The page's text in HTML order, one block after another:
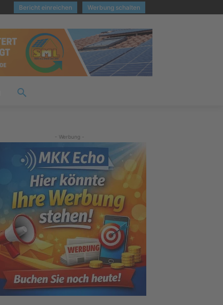
Bericht einreichen Werbung schalten
- Werbung -